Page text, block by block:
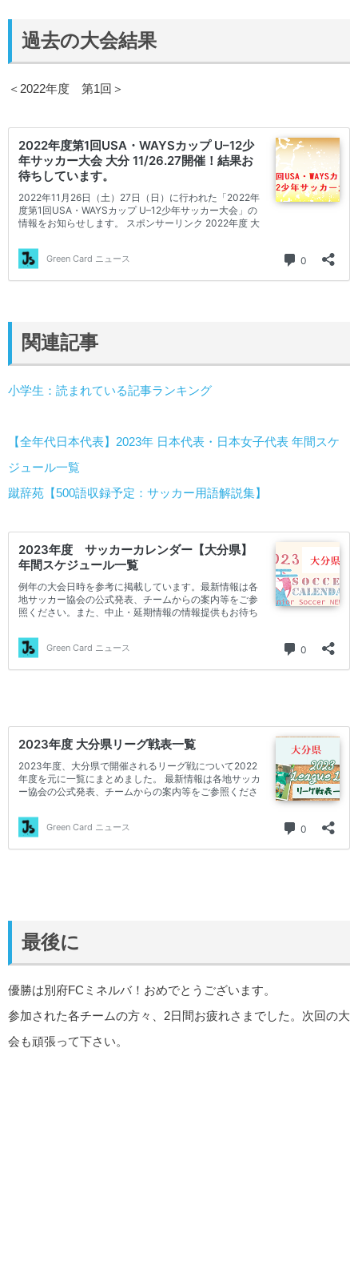
過去の大会結果
＜2022年度 第1回＞
関連記事
小学生：読まれている記事ランキング
【全年代日本代表】2023年 日本代表・日本女子代表 年間スケ
ジュール一覧
蹴辞苑【500語収録予定：サッカー用語解説集】
最後に
優勝は別府FCミネルバ！おめでとうございます。
参加された各チームの方々、2日間お疲れさまでした。次回の大
会も頑張って下さい。